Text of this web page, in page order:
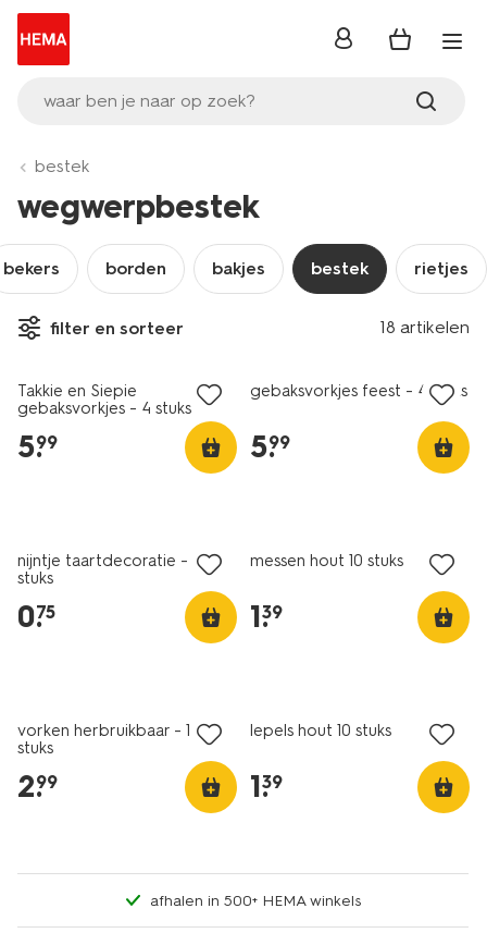
waar ben je naar op zoek?
inloggen
bestek
wegwerpbestek
bekers borden bakjes bestek rietjes
filter en sorteer 18 artikelen
2+1 gratis
Takkie en Siepie
gebaksvorkjes - 4 stuks
5.
99
gebaksvorkjes feest - 4 stuks
5.
99
nijntje taartdecoratie - 10
stuks
0.
75
messen hout 10 stuks
1.
39
vorken herbruikbaar - 10
stuks
2.
99
lepels hout 10 stuks
1.
39
afhalen in 500+ HEMA winkels